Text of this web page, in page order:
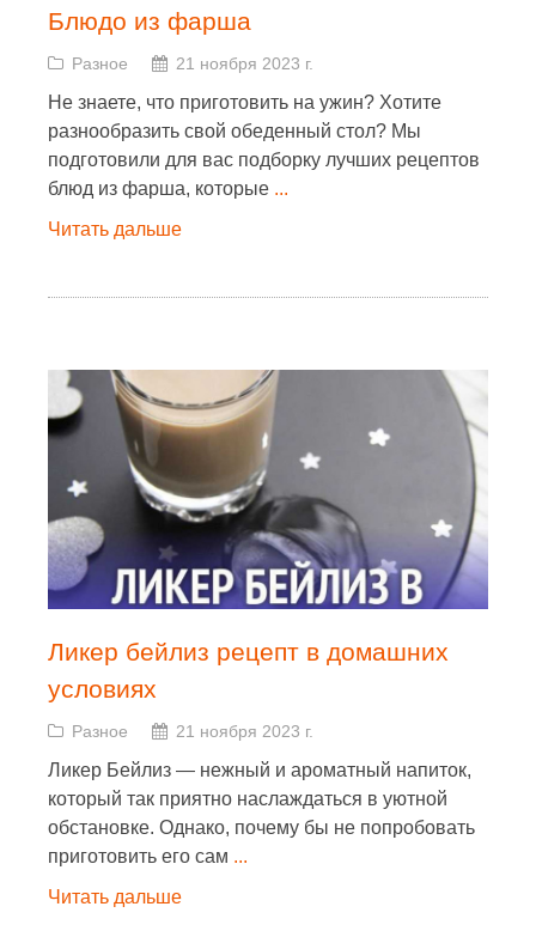
Блюдо из фарша
Разное 21 ноября 2023 г.
Не знаете, что приготовить на ужин? Хотите
разнообразить свой обеденный стол? Мы
подготовили для вас подборку лучших рецептов
блюд из фарша, которые ...
Читать дальше
Ликер бейлиз рецепт в домашних
условиях
Разное 21 ноября 2023 г.
Ликер Бейлиз — нежный и ароматный напиток,
который так приятно наслаждаться в уютной
обстановке. Однако, почему бы не попробовать
приготовить его сам ...
Читать дальше